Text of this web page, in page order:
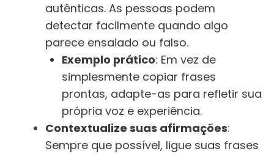
autênticas. As pessoas podem
detectar facilmente quando algo
parece ensaiado ou falso.
Exemplo prático: Em vez de
simplesmente copiar frases
prontas, adapte-as para refletir sua
própria voz e experiência.
Contextualize suas afirmações:
Sempre que possível, ligue suas frases